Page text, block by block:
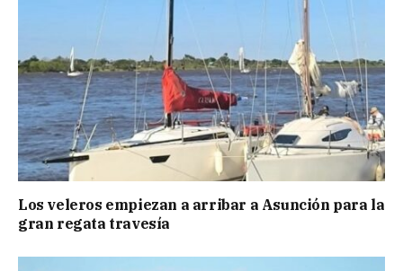
Los veleros empiezan a arribar a Asunción para la
gran regata travesía